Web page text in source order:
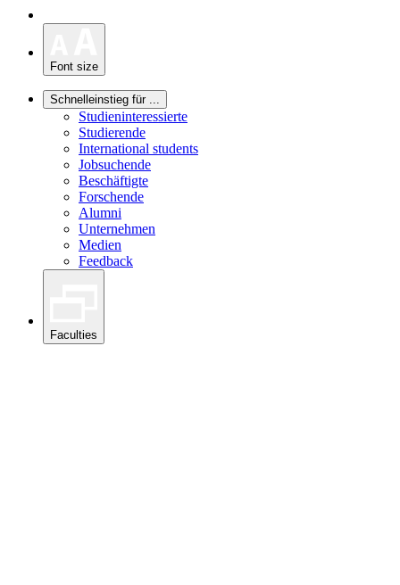
Font size
Schnelleinstieg für ...
Studieninteressierte
Studierende
International students
Jobsuchende
Beschäftigte
Forschende
Alumni
Unternehmen
Medien
Feedback
Faculties